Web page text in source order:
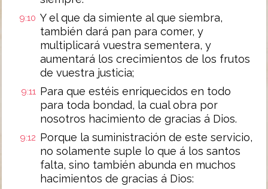
9:10 Y el que da simiente al que siembra,
también dará pan para comer, y
multiplicará vuestra sementera, y
aumentará los crecimientos de los frutos
de vuestra justicia;
9:11 Para que estéis enriquecidos en todo
para toda bondad, la cual obra por
nosotros hacimiento de gracias á Dios.
9:12 Porque la suministración de este servicio,
no solamente suple lo que á los santos
falta, sino también abunda en muchos
hacimientos de gracias á Dios: